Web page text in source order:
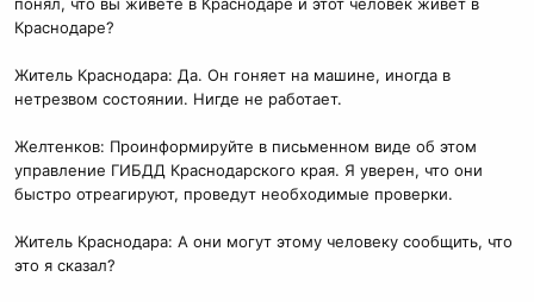
Краснодаре?
Житель Краснодара: Да. Он гоняет на машине, иногда в
нетрезвом состоянии. Нигде не работает.
Желтенков: Проинформируйте в письменном виде об этом
управление ГИБДД Краснодарского края. Я уверен, что они
быстро отреагируют, проведут необходимые проверки.
Житель Краснодара: А они могут этому человеку сообщить, что
это я сказал?